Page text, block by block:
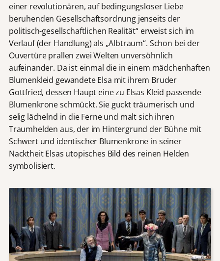
einer revolutionären, auf bedingungsloser Liebe
beruhenden Gesellschaftsordnung jenseits der
politisch-gesellschaftlichen Realität“ erweist sich im
Verlauf (der Handlung) als „Albtraum“. Schon bei der
Ouvertüre prallen zwei Welten unversöhnlich
aufeinander. Da ist einmal die in einem mädchenhaften
Blumenkleid gewandete Elsa mit ihrem Bruder
Gottfried, dessen Haupt eine zu Elsas Kleid passende
Blumenkrone schmückt. Sie guckt träumerisch und
selig lächelnd in die Ferne und malt sich ihren
Traumhelden aus, der im Hintergrund der Bühne mit
Schwert und identischer Blumenkrone in seiner
Nacktheit Elsas utopisches Bild des reinen Helden
symbolisiert.